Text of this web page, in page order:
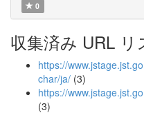
0
収集済み URL リ
https://
char/ja/ (3)
https://
(3)